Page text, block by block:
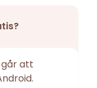
att